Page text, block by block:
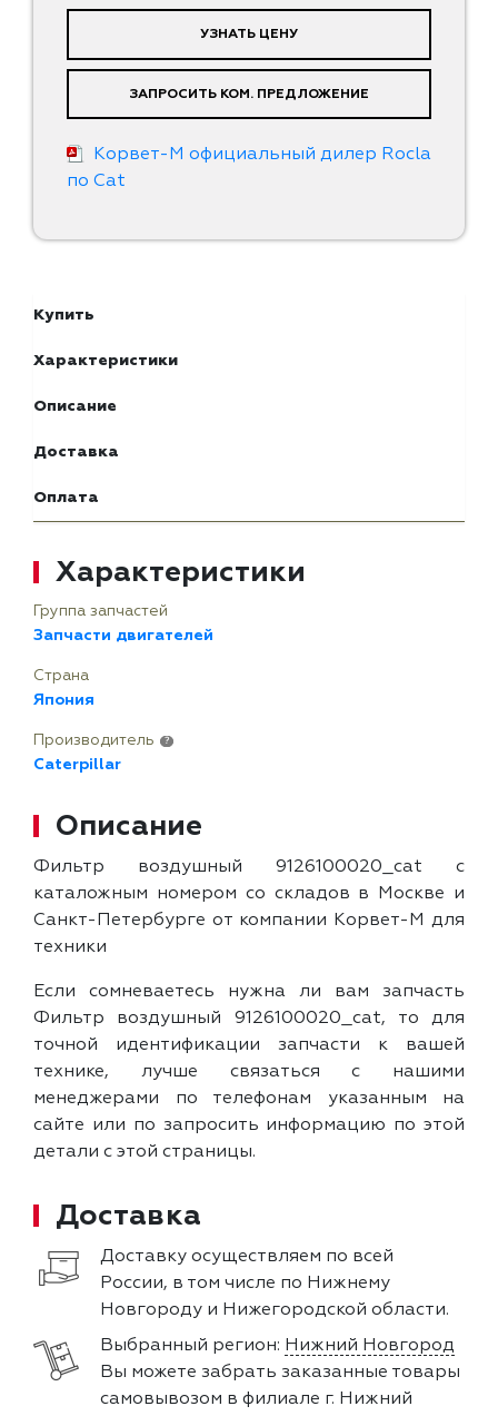
УЗНАТЬ ЦЕНУ
ЗАПРОСИТЬ КОМ. ПРЕДЛОЖЕНИЕ
Корвет-М официальный дилер Rocla
по Cat
Купить
Характеристики
Описание
Доставка
Оплата
Характеристики
Группа запчастей
Запчасти двигателей
Страна
Япония
Производитель ?
Caterpillar
Описание
Фильтр воздушный 9126100020_cat с
каталожным номером со складов в Москве и
Санкт-Петербурге от компании Корвет-М для
техники
Если сомневаетесь нужна ли вам запчасть
Фильтр воздушный 9126100020_cat, то для
точной идентификации запчасти к вашей
технике, лучше связаться с нашими
менеджерами по телефонам указанным на
сайте или по запросить информацию по этой
детали с этой страницы.
Доставка
Доставку осуществляем по всей
России, в том числе по Нижнему
Новгороду и Нижегородской области.
Выбранный регион: Нижний Новгород
Вы можете забрать заказанные товары
самовывозом в филиале г. Нижний